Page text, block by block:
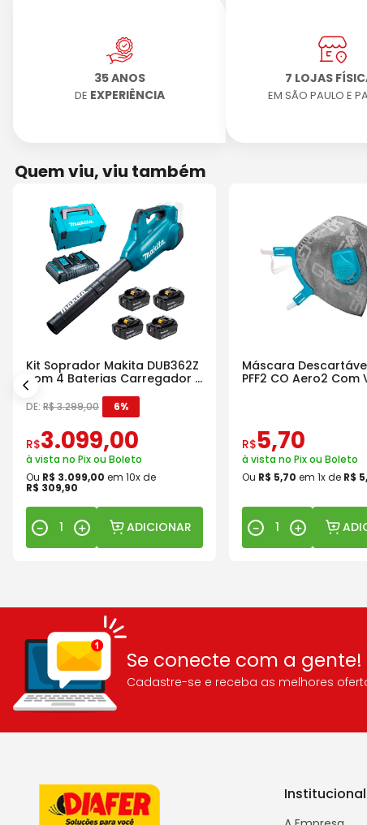
35 ANOS
DE EXPERIÊNCIA
7 LOJAS
EM SÃO PAULO E
Quem viu, viu também
Kit Soprador Makita DUB362Z
com 4 Baterias Carregador e
Maleta
DE: R$3.299,00 6%
R$3.099,00
à vista no Pix ou Boleto
Ou R$ 3.099,00 em 10x de
R$ 309,90
＋
－ ADICIONAR
Máscara
PFF2 CO Aero2 Com
R$5,70
à vista no Pix ou Boleto
Ou R$ 5,70 em 1x de R$ 5,
＋
－
Se conecte com a gente!
Cadastre-se e receba as melhores
Institucional